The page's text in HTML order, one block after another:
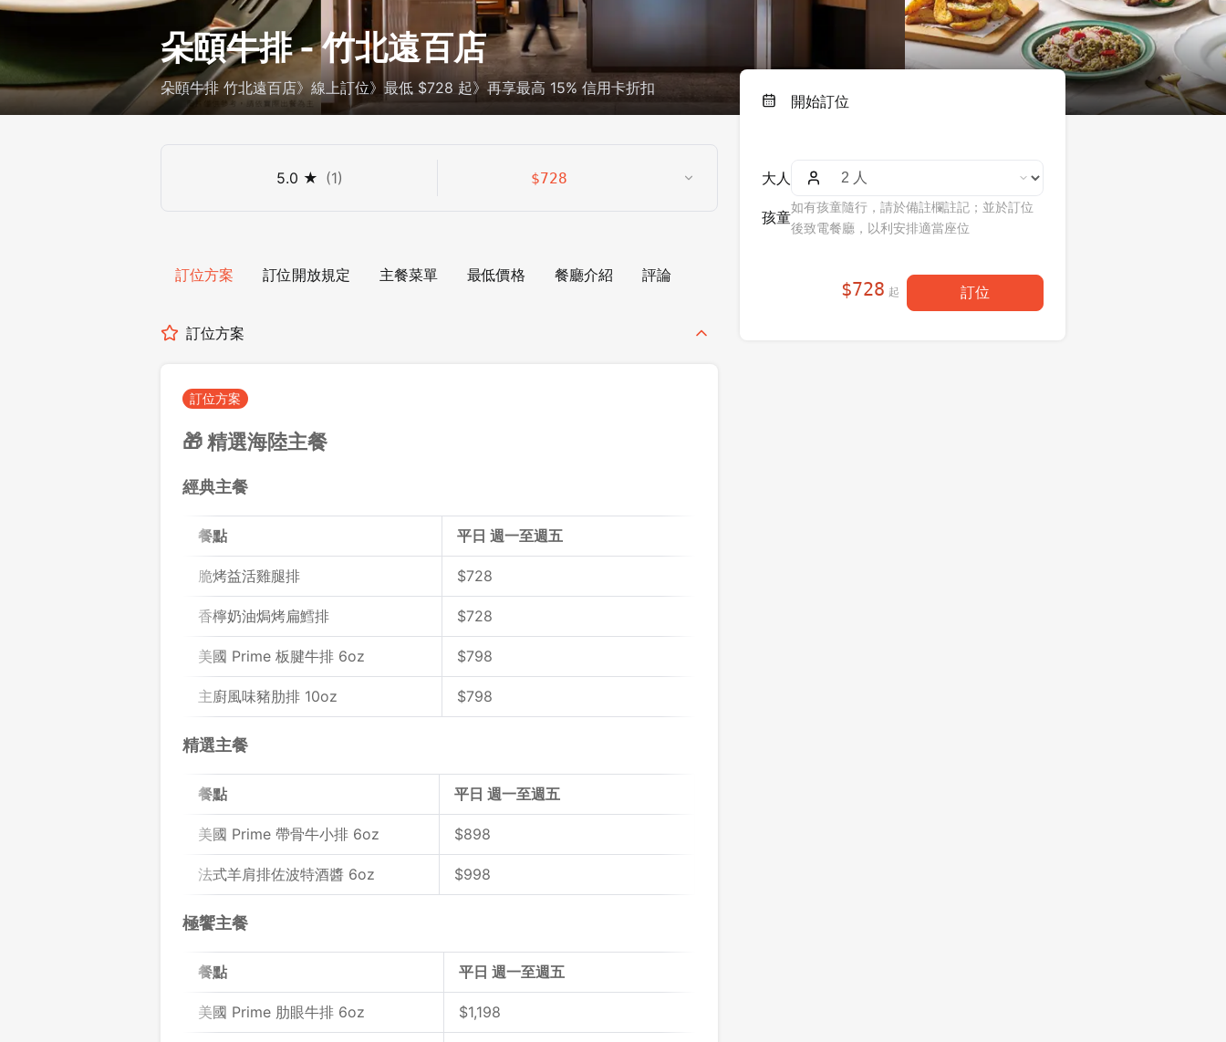
朵頤牛排 - 竹北遠百店
朵頤牛排 竹北遠百店》線上訂位》最低 $728 起》再享最高 15% 信用卡折扣
5.0 ★ (1) $728
訂位方案 訂位開放規定 主餐菜單 最低價格 餐廳介紹 評論
訂位方案
訂位方案
🎁 精選海陸主餐
經典主餐
餐點 平日 週一至週五
脆烤益活雞腿排 $728
香檸奶油焗烤扁鱈排 $728
美國 Prime 板腱牛排 6oz $798
主廚風味豬肋排 10oz $798
精選主餐
餐點 平日 週一至週五
美國 Prime 帶骨牛小排 6oz $898
法式羊肩排佐波特酒醬 6oz $998
極饗主餐
餐點 平日 週一至週五
美國 Prime 肋眼牛排 6oz $1,198
開始訂位
大人
孩童
如有孩童隨行，請於備註欄註記；並於訂位
後致電餐廳，以利安排適當座位
$728 起 訂位